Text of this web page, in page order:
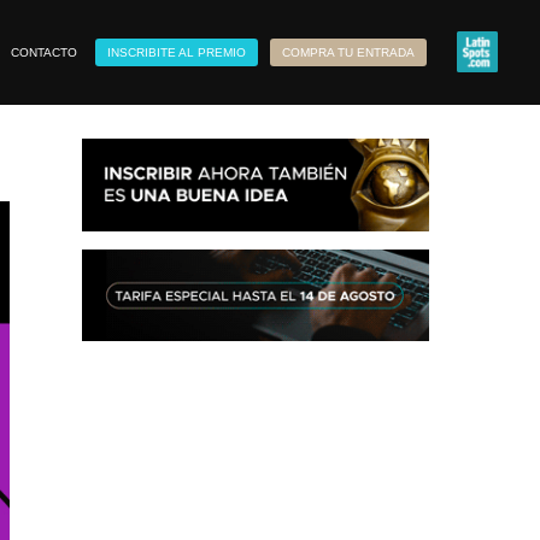
CONTACTO INSCRIBITE AL PREMIO COMPRA TU ENTRADA